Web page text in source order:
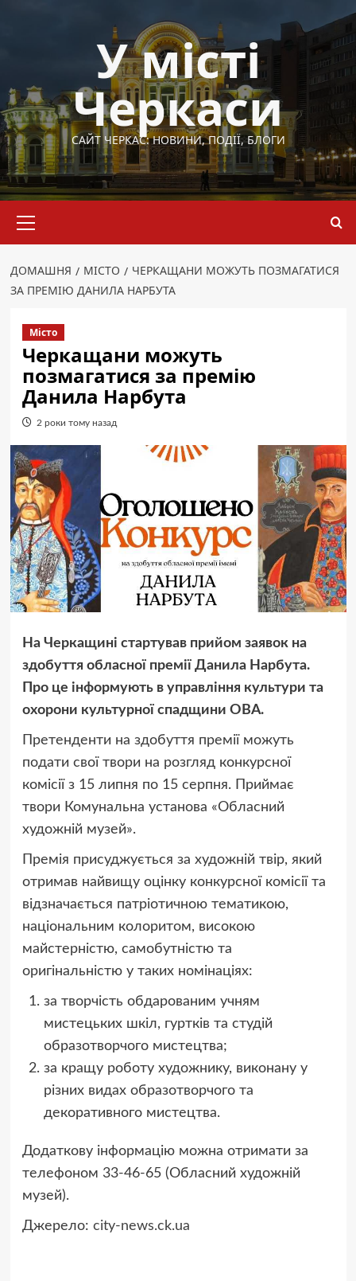
У місті
Черкаси
САЙТ ЧЕРКАС: НОВИНИ, ПОДІЇ, БЛОГИ
меню
ДОМАШНЯ МІСТО
ЧЕРКАЩАНИ МОЖУТЬ ПОЗМАГАТИСЯ
ЗА ПРЕМІЮ ДАНИЛА НАРБУТА
Місто
Черкащани можуть
позмагатися за премію
Данила Нарбута
2 роки тому назад
На Черкащині стартував прийом заявок на
здобуття обласної премії Данила Нарбута.
Про це інформують в управління культури та
охорони культурної спадщини ОВА.
Претенденти на здобуття премії можуть
подати свої твори на розгляд конкурсної
комісії з 15 липня по 15 серпня. Приймає
твори Комунальна установа «Обласний
художній музей».
Премія присуджується за художній твір, який
отримав найвищу оцінку конкурсної комісії та
відзначається патріотичною тематикою,
національним колоритом, високою
майстерністю, самобутністю та
оригінальністю у таких номінаціях:
за творчість обдарованим учням
мистецьких шкіл, гуртків та студій
образотворчого мистецтва;
за кращу роботу художнику, виконану у
різних видах образотворчого та
декоративного мистецтва.
Додаткову інформацію можна отримати за
телефоном 33-46-65 (Обласний художній
музей).
Джерело: city-news.ck.ua